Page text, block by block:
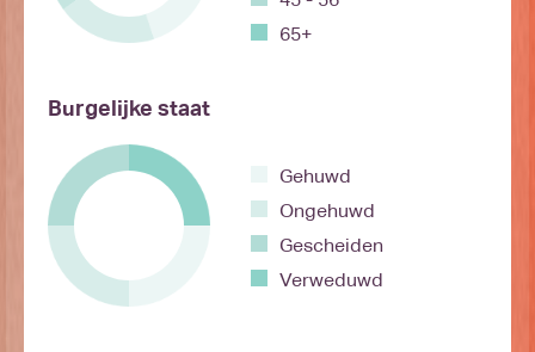
65+
Burgelijke staat
Gehuwd
Ongehuwd
Gescheiden
Verweduwd